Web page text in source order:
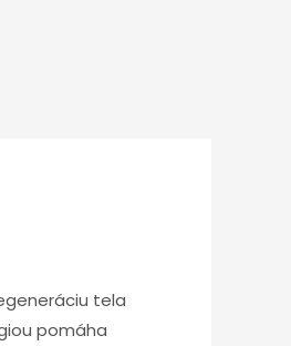
tela
pomáha